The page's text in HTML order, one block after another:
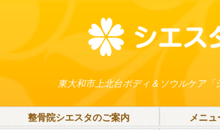
東大和市上北台ボディ＆ソウルケア「
整骨院シエスタのご案内
メニ